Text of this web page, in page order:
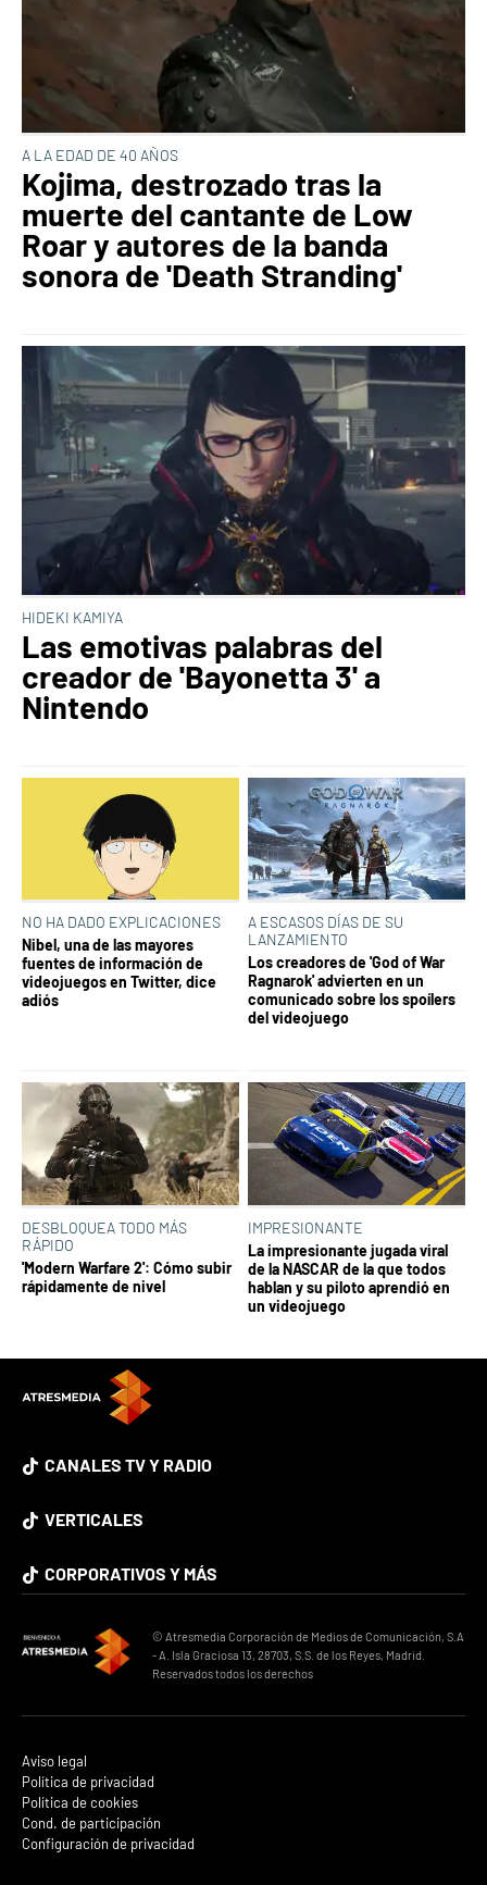
A LA EDAD DE 40 AÑOS
Kojima, destrozado tras la
muerte del cantante de Low
Roar y autores de la banda
sonora de 'Death Stranding'
HIDEKI KAMIYA
Las emotivas palabras del
creador de 'Bayonetta 3' a
Nintendo
NO HA DADO EXPLICACIONES
Nibel, una de las mayores
fuentes de información de
videojuegos en Twitter, dice
adiós
A ESCASOS DÍAS DE SU
LANZAMIENTO
Los creadores de 'God of War
Ragnarok' advierten en un
comunicado sobre los spoílers
del videojuego
DESBLOQUEA TODO MÁS
RÁPIDO
'Modern Warfare 2': Cómo subir
rápidamente de nivel
IMPRESIONANTE
La impresionante jugada viral
de la NASCAR de la que todos
hablan y su piloto aprendió en
un videojuego
CANALES TV Y RADIO
VERTICALES
CORPORATIVOS Y MÁS
© Atresmedia Corporación de Medios de Comunicación, S.A
- A. Isla Graciosa 13, 28703, S.S. de los Reyes, Madrid.
Reservados todos los derechos
Aviso legal
Política de privacidad
Política de cookies
Cond. de participación
Configuración de privacidad